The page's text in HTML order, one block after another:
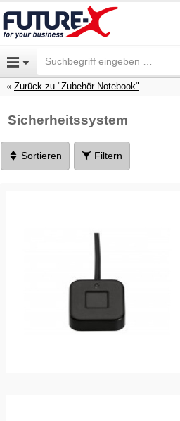
Zurück zu "Zubehör Notebook"
Sicherheitssystem
Sortieren Filtern